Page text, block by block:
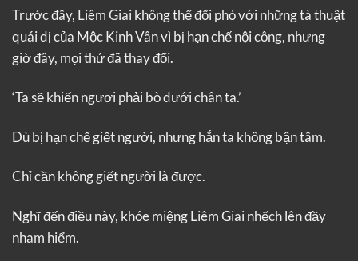
Trước đây, Liêm Giai không thể đối phó với những tà thuật
quái dị của Mộc Kinh Vân vì bị hạn chế nội công, nhưng
giờ đây, mọi thứ đã thay đổi.
‘Ta sẽ khiến ngươi phải bò dưới chân ta.’
Dù bị hạn chế giết người, nhưng hắn ta không bận tâm.
Chỉ cần không giết người là được.
Nghĩ đến điều này, khóe miệng Liêm Giai nhếch lên đầy
nham hiểm.